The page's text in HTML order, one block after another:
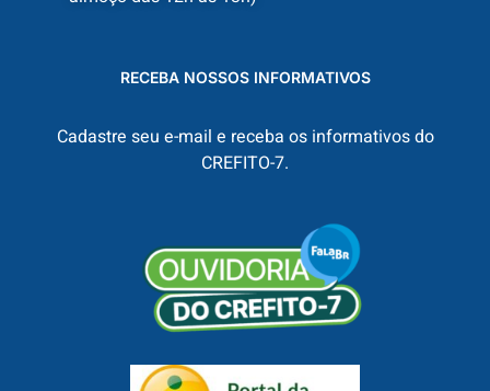
RECEBA NOSSOS INFORMATIVOS
Cadastre seu e-mail e receba os informativos do
CREFITO-7.